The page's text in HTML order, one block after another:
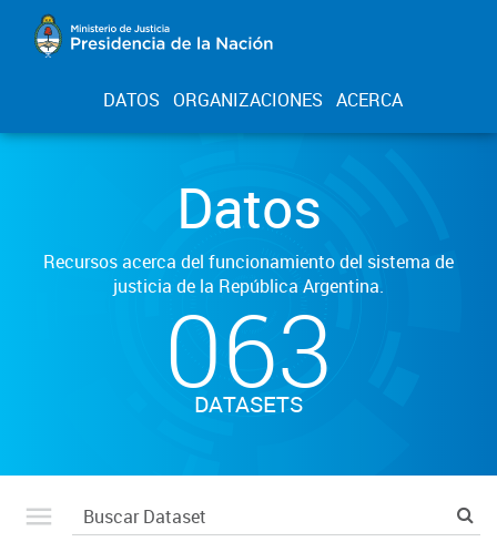
DATOS ORGANIZACIONES ACERCA
Datos
Recursos acerca del funcionamiento del sistema de
justicia de la República Argentina.
063
DATASETS